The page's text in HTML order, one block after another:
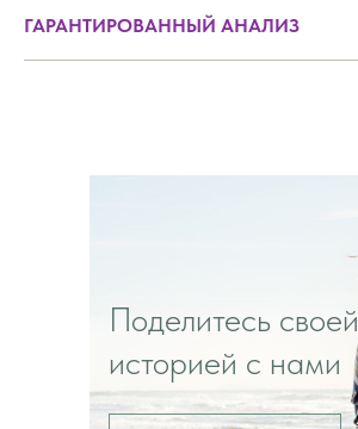
ГАРАНТИРОВАННЫЙ АНАЛИЗ
Поделитесь своей
историей с нами